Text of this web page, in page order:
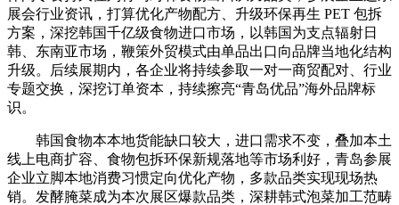
展会行业资讯，打算优化产物配方、升级环保再生 PET 包拆
方案，深挖韩国千亿级食物进口市场，以韩国为支点辐射日
韩、东南亚市场，鞭策外贸模式由单品出口向品牌当地化结构
升级。后续展期内，各企业将持续参取一对一商贸配对、行业
专题交换，深挖订单资本，持续擦亮“青岛优品”海外品牌标
识。
韩国食物本本地货能缺口较大，进口需求不变，叠加本土
线上电商扩容、食物包拆环保新规落地等市场利好，青岛参展
企业立脚本地消费习惯定向优化产物，多款品类实现现场热
销。发酵腌菜成为本次展区爆款品类，深耕韩式泡菜加工范畴